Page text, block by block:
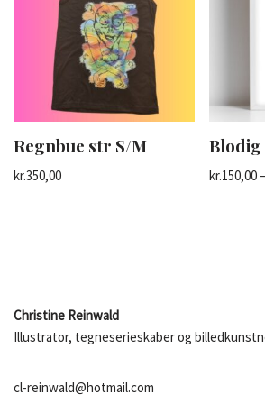
Regnbue str S/M
kr.350,00 kr.150,00–
Christine Reinwald
Illustrator, tegneserieskaber og
cl-reinwald@hotmail.com